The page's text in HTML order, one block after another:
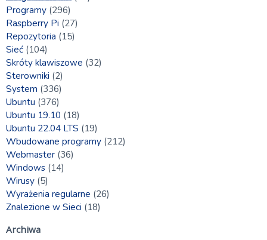
Programy (296)
Raspberry Pi (27)
Repozytoria (15)
Sieć (104)
Skróty klawiszowe (32)
Sterowniki (2)
System (336)
Ubuntu (376)
Ubuntu 19.10 (18)
Ubuntu 22.04 LTS (19)
Wbudowane programy (212)
Webmaster (36)
Windows (14)
Wirusy (5)
Wyrażenia regularne (26)
Znalezione w Sieci (18)
Archiwa